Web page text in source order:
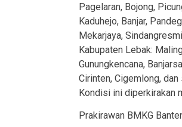
Pagelaran, Bojong,
Kaduhejo, Banjar,
Mekarjaya,
Kabupaten Lebak:
Gunungkencana,
Cirinten, Cigemlong, dan
Kondisi ini diperkirakan
Prakirawan BMKG